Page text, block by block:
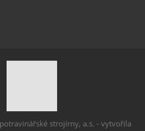
strojírny, a.s. - vytvořila